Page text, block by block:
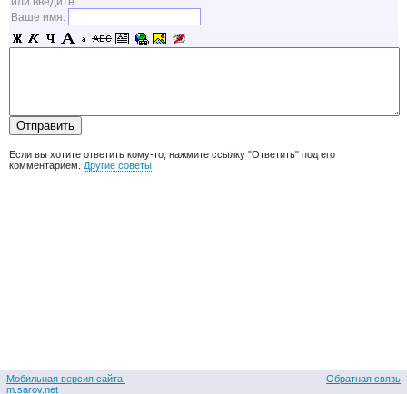
Ваше имя:
Если вы хотите ответить кому-то, нажмите ссылку "Ответить" под его
комментарием. Другие советы
Мобильная версия сайта:
m.sarov.net
Обратная связь